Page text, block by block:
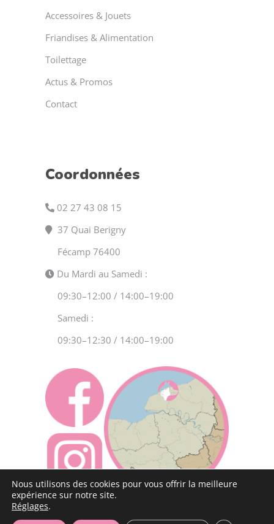
Accessoires & Jouets
Friandises & Alimentation
Toilettage
Actus & Promos
Contact
Coordonnées
02 27 43 08 15
37 Quai Berigny
Fécamp 76400
Du Mardi au Samedi :
09:30–12:00 / 14:00–19:00
Samedi :
09:30–12:30 / 14:00–19:00
Copyright 2020 Comme Chat et Chien | TOUS DROITS
Nous utilisons des cookies pour vous offrir la meilleure
expérience sur notre site.
Réglages.